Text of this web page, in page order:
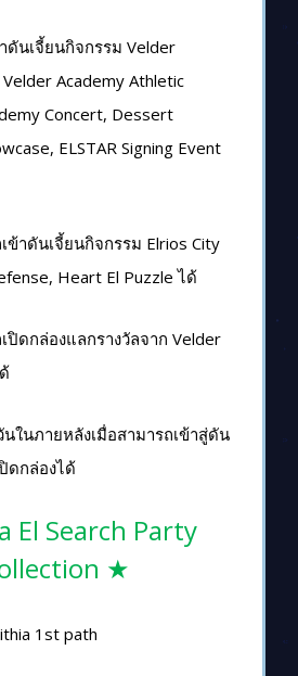
ดันเจี้ยนกิจกรรม Velder
Academy Athletic
Concert, Dessert
ELSTAR Signing Event
ข้าดันเจี้ยนกิจกรรม Elrios City
Heart El Puzzle ได้
ปิดกล่องแลกรางวัลจาก Velder
นในภายหลังเมื่อสามารถเข้าสู่ดัน
ดกล่องได้
El Search Party
★
1st path